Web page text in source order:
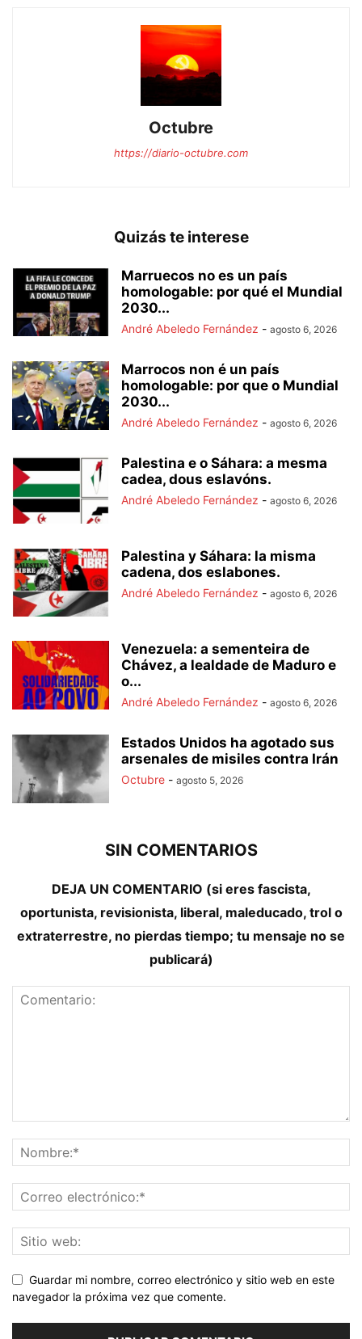
Octubre
https://diario-octubre.com
Quizás te interese
Marruecos no es un país
homologable: por qué el Mundial
2030...
André Abeledo Fernández - agosto 6, 2026
Marrocos non é un país
homologable: por que o Mundial
2030...
André Abeledo Fernández - agosto 6, 2026
Palestina e o Sáhara: a mesma
cadea, dous eslavóns.
André Abeledo Fernández - agosto 6, 2026
Palestina y Sáhara: la misma
cadena, dos eslabones.
André Abeledo Fernández - agosto 6, 2026
Venezuela: a sementeira de
Chávez, a lealdade de Maduro e
o...
André Abeledo Fernández - agosto 6, 2026
Estados Unidos ha agotado sus
arsenales de misiles contra Irán
Octubre - agosto 5, 2026
SIN COMENTARIOS
DEJA UN COMENTARIO (si eres fascista,
oportunista, revisionista, liberal, maleducado, trol o
extraterrestre, no pierdas tiempo; tu mensaje no se
publicará)
Guardar mi nombre, correo electrónico y sitio web en este
navegador la próxima vez que comente.